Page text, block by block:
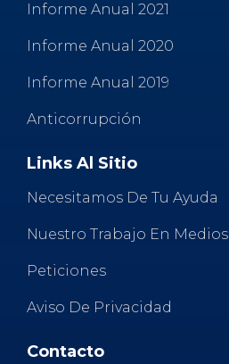
Informe Anual 2021
Informe Anual 2020
Informe Anual 2019
Anticorrupción
Links Al Sitio
Necesitamos De Tu Ayuda
Nuestro Trabajo En Medios
Peticiones
Aviso De Privacidad
Contacto